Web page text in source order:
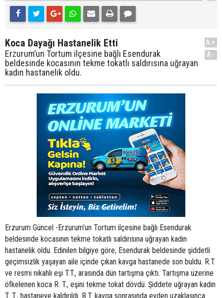
Koca Dayağı Hastanelik Etti
Erzurum’un Tortum ilçesine bağlı Esendurak
beldesinde kocasının tekme tokatlı saldırısına uğrayan
kadın hastanelik oldu.
A+
A-
Erzurum Güncel -Erzurum’un Tortum ilçesine bağlı Esendurak
beldesinde kocasının tekme tokatlı saldırısına uğrayan kadın
hastanelik oldu. Edinilen bilgiye göre, Esendurak beldesinde şiddetli
geçimsizlik yaşayan aile içinde çıkan kavga hastanede son buldu. R.T.
ve resmi nikahlı eşi T.T., arasında dün tartışma çıktı. Tartışma üzerine
öfkelenen koca R. T., eşini tekme tokat dövdü. Şiddete uğrayan kadın
T. T., hastaneye kaldırıldı. R.T. kavga sonrasında evden uzaklaşınca